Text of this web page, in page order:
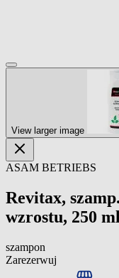
View larger image
ASAM BETRIEBS
Revitax,
wzrostu, 250 ml
szampon
Zarezerwuj